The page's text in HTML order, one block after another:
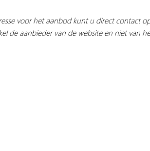
voor het aanbod kunt u direct contact
de aanbieder van de website en niet van